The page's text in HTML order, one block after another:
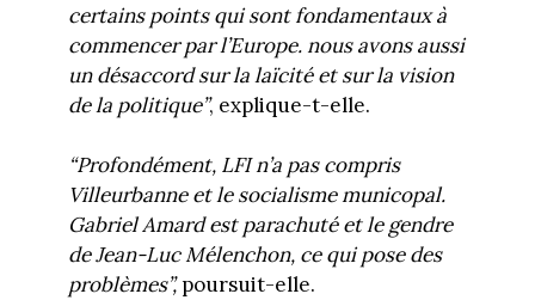
certains points qui sont fondamentaux à
commencer par l’Europe. nous avons aussi
un désaccord sur la laïcité et sur la vision
de la politique”, explique-t-elle.
“Profondément, LFI n’a pas compris
Villeurbanne et le socialisme municopal.
Gabriel Amard est parachuté et le gendre
de Jean-Luc Mélenchon, ce qui pose des
problèmes”,poursuit-elle.